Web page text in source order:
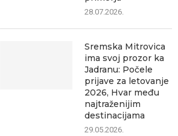
28.07.2026.
Sremska Mitrovica
ima svoj prozor ka
Jadranu: Počele
prijave za letovanje
2026, Hvar među
najtraženijim
destinacijama
29.05.2026.